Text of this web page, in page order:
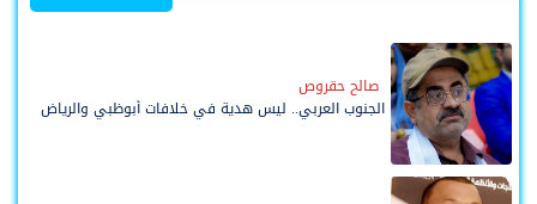
صالح حقروص
الجنوب العربي.. ليس هدية في خلافات أبوظبي والرياض